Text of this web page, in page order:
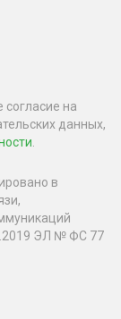
на
данных,
.
в
ЭЛ № ФС 77